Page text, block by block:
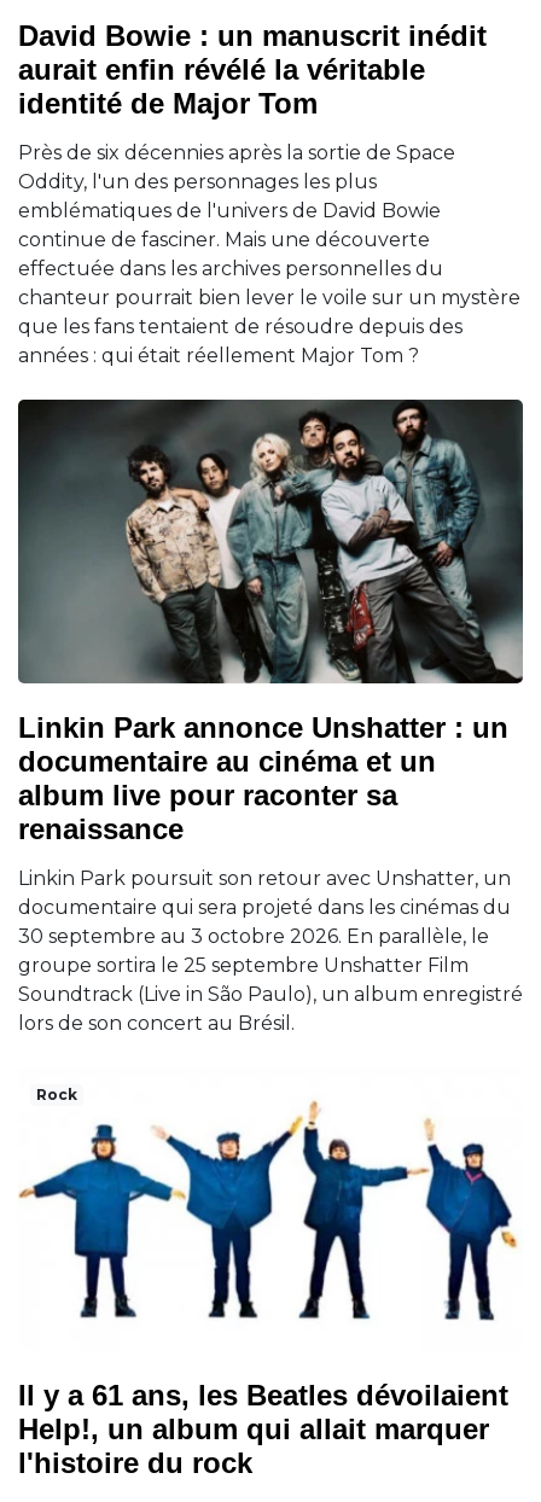
David Bowie : un manuscrit inédit
aurait enfin révélé la véritable
identité de Major Tom
Près de six décennies après la sortie de Space
Oddity, l'un des personnages les plus
emblématiques de l'univers de David Bowie
continue de fasciner. Mais une découverte
effectuée dans les archives personnelles du
chanteur pourrait bien lever le voile sur un mystère
que les fans tentaient de résoudre depuis des
années : qui était réellement Major Tom ?
Linkin Park annonce Unshatter : un
documentaire au cinéma et un
album live pour raconter sa
renaissance
Linkin Park poursuit son retour avec Unshatter, un
documentaire qui sera projeté dans les cinémas du
30 septembre au 3 octobre 2026. En parallèle, le
groupe sortira le 25 septembre Unshatter Film
Soundtrack (Live in São Paulo), un album enregistré
lors de son concert au Brésil.
Rock
Il y a 61 ans, les Beatles dévoilaient
Help!, un album qui allait marquer
l'histoire du rock